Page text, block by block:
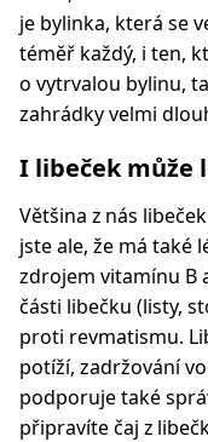
je bylinka, která se
téměř každý, i ten,
o vytrvalou bylinu,
zahrádky velmi
I libeček může
Většina z nás
jste ale, že má také
zdrojem vitamínu B
části libečku (listy,
proti revmatismu.
potíží, zadržování
podporuje také
připravíte čaj z